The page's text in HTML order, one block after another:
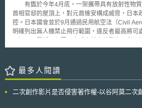
過程。 2.確立隱私長（Chief Privacy Officers, CPOs）的資格要求及適用範
圍 為確保CPO能順利開展個資保護工作，要求
CPO至少具有4年個資、資安相關經驗，且個資
括：年營業額達1,500億韓元以上、處理超過
公共機構（如：中央行政機關及其所屬機關、地
行個資保護程度評估，而為使評估作業有所依循
程序包括：政策和業務表現及其改進情形、管理
有鑑於今年4月底，一架攜帶具有放射性物質
首相官邸的屋頂上，對元首維安構成威脅，日本
控。日本國會並於9月通過民用航空法（Civil
明確列出無人機禁止飛行範圍，違反者最高將可
不在規範範圍。 法案主要修正內容為，特定空域未經申請不可飛行，
每平方公里人口4,000人為界，因此東京都23區
無人機禁航區。另外，在舉行慶祝活動及展覽等
遵守幾項要求，如無人機須於日間目視範圍內飛
最多人閱讀
二次創作影片是否侵害著作權-以谷阿莫二次